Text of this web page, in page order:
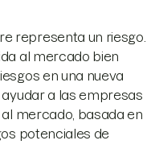
representa un riesgo.
al mercado bien
en una nueva
a las empresas
mercado, basada en
potenciales de